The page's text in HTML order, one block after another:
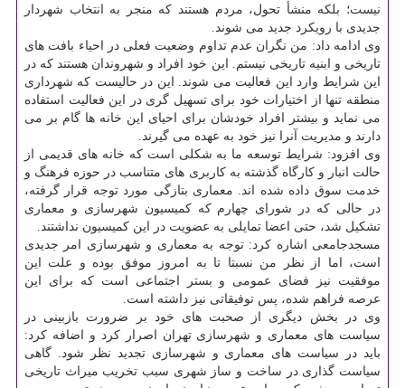
نیست؛ بلكه منشأ تحول، مردم هستند كه منجر به انتخاب شهردار
جدیدی با رویكرد جدید می شوند.
وی ادامه داد: من نگران عدم تداوم وضعیت فعلی در احیاء بافت های
تاریخی و ابنیه تاریخی نیستم. این خود افراد و شهروندان هستند كه در
این شرایط وارد این فعالیت می شوند. این در حالیست كه شهرداری
منطقه تنها از اختیارات خود برای تسهیل گری در این فعالیت استفاده
می نماید و بیشتر افراد خودشان برای احیای این خانه ها گام بر می
دارند و مدیریت آنرا نیز خود به عهده می گیرند.
وی افزود: شرایط توسعه ما به شكلی است كه خانه های قدیمی از
حالت انبار و كارگاه گذشته به كاربری های متناسب در حوزه فرهنگ و
خدمت سوق داده شده اند. معماری بتازگی مورد توجه قرار گرفته،
در حالی كه در شورای چهارم كه كمیسیون شهرسازی و معماری
تشكیل شد، حتی اعضا تمایلی به عضویت در این كمیسیون نداشتند.
مسجدجامعی اشاره كرد: توجه به معماری و شهرسازی امر جدیدی
است، اما از نظر من نسبتا تا به امروز موفق بوده و علت این
موفقیت نیز فضای عمومی و بستر اجتماعی است كه برای این
عرصه فراهم شده، پس توفیقاتی نیز داشته است.
وی در بخش دیگری از صحبت های خود بر ضرورت بازبینی در
سیاست های معماری و شهرسازی تهران اصرار كرد و اضافه كرد:
باید در سیاست های معماری و شهرسازی تجدید نظر شود. گاهی
سیاست گذاری در ساخت و ساز شهری سبب تخریب میراث تاریخی